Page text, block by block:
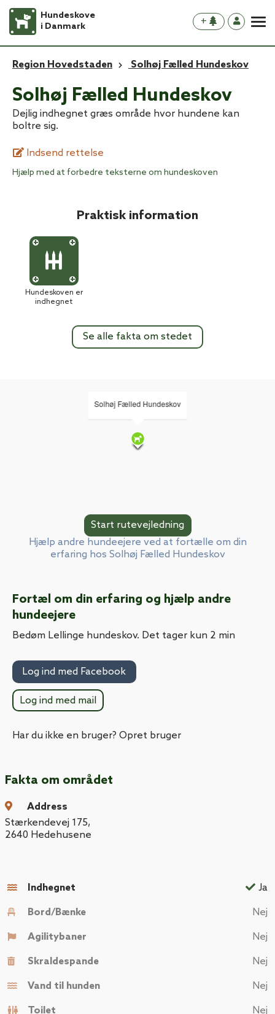
Hundeskove
i Danmark
+
Region Hovedstaden Solhøj Fælled Hundeskov
Solhøj Fælled Hundeskov
Dejlig indhegnet græs område hvor hundene kan
boltre sig.
Indsend rettelse
Hjælp med at forbedre teksterne om hundeskoven
Praktisk information
Hundeskoven er
indhegnet
Se alle fakta om stedet
Solhøj Fælled Hundeskov
Hjælp andre hundeejere ved at fortælle om din
erfaring hos Solhøj Fælled Hundeskov
Fortæl om din erfaring og hjælp andre
hundeejere
Bedøm Lellinge hundeskov. Det tager kun 2 min
Log ind med Facebook
Log ind med mail
Har du ikke en bruger? Opret bruger
Fakta om området
Address
Stærkendevej 175,
2640 Hedehusene
Indhegnet Ja
Bord/Bænke Nej
Agilitybaner Nej
Skraldespande Nej
Vand til hunden Nej
Toilet Nej